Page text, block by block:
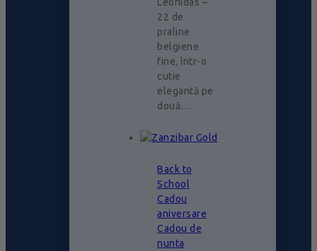
22 de
praline
belgiene
fine, într-o
cutie
elegantă pe
două…
Back to
School
Cadou
aniversare
Cadou de
nunta